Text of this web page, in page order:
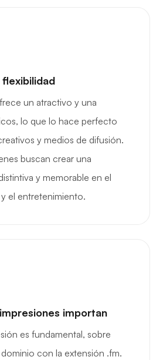
un atractivo y una
lo que lo hace perfecto
y medios de difusión.
buscan crear una
y memorable en el
el entretenimiento.
importan
es fundamental, sobre
con la extensión .fm.